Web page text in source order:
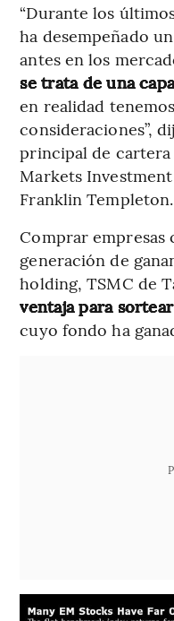
“Durante los
ha desempeñado
antes en los
se trata de una
en realidad
consideraciones”,
principal de
Markets
Franklin Templeton.
Comprar
generación de
holding, TSMC de
ventaja para
cuyo fondo ha